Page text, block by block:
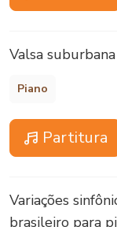
Valsa suburbana
Piano
Partitura
Variações
brasileiro para